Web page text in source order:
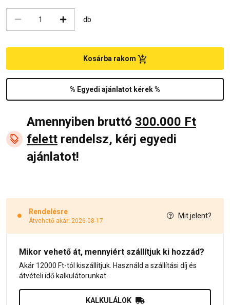
db
% Egyedi ajánlatot kérek %
Kosárba rakom
Amennyiben bruttó 300.000 Ft
felett rendelsz, kérj egyedi
ajánlatot!
Rendelésre
Átvehető akár: 2026-08-17
Mit jelent?
Mikor vehető át, mennyiért szállítjuk ki hozzád?
Akár 12000 Ft-tól kiszállítjuk. Használd a szállítási díj és
átvételi idő kalkulátorunkat.
KALKULÁLOK